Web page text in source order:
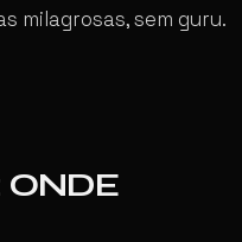
milagrosas, sem guru.
ONDE